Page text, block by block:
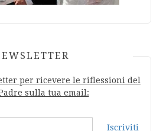
per ricevere le riflessioni del
sulla tua email:
Iscriviti